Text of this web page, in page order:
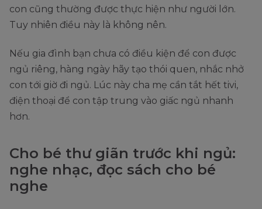
con cũng thường được thực hiện như người lớn.
Tuy nhiên điều này là không nên.
Nếu gia đình bạn chưa có điều kiện để con được
ngủ riêng, hàng ngày hãy tạo thói quen, nhắc nhở
con tới giờ đi ngủ. Lúc này cha mẹ cần tắt hết tivi,
điện thoại để con tập trung vào giấc ngủ nhanh
hơn.
Cho bé thư giãn trước khi ngủ:
nghe nhạc, đọc sách cho bé
nghe